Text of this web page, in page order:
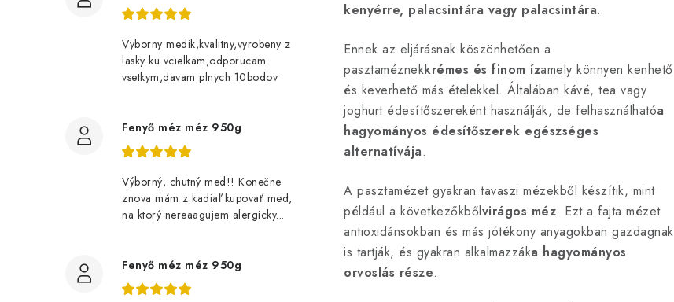
Vyborny medik,kvalitny,vyrobeny z
lasky ku vcielkam,odporucam
vsetkym,davam plnych 10bodov
Fenyő méz méz 950g
Výborný, chutný med!! Konečne
znova mám z kadiaľ kupovať med,
na ktorý nereaagujem alergicky...
Fenyő méz méz 950g
kenyérre, palacsintára vagy palacsintára.
Ennek az eljárásnak köszönhetően a
pasztaméznekkrémes és finom ízamely könnyen kenhető
és keverhető más ételekkel. Általában kávé, tea vagy
joghurt édesítőszereként használják, de felhasználhatóa
hagyományos édesítőszerek egészséges
alternatívája.
A pasztamézet gyakran tavaszi mézekből készítik, mint
például a következőkbőlvirágos méz. Ezt a fajta mézet
antioxidánsokban és más jótékony anyagokban gazdagnak
is tartják, és gyakran alkalmazzáka hagyományos
orvoslás része.